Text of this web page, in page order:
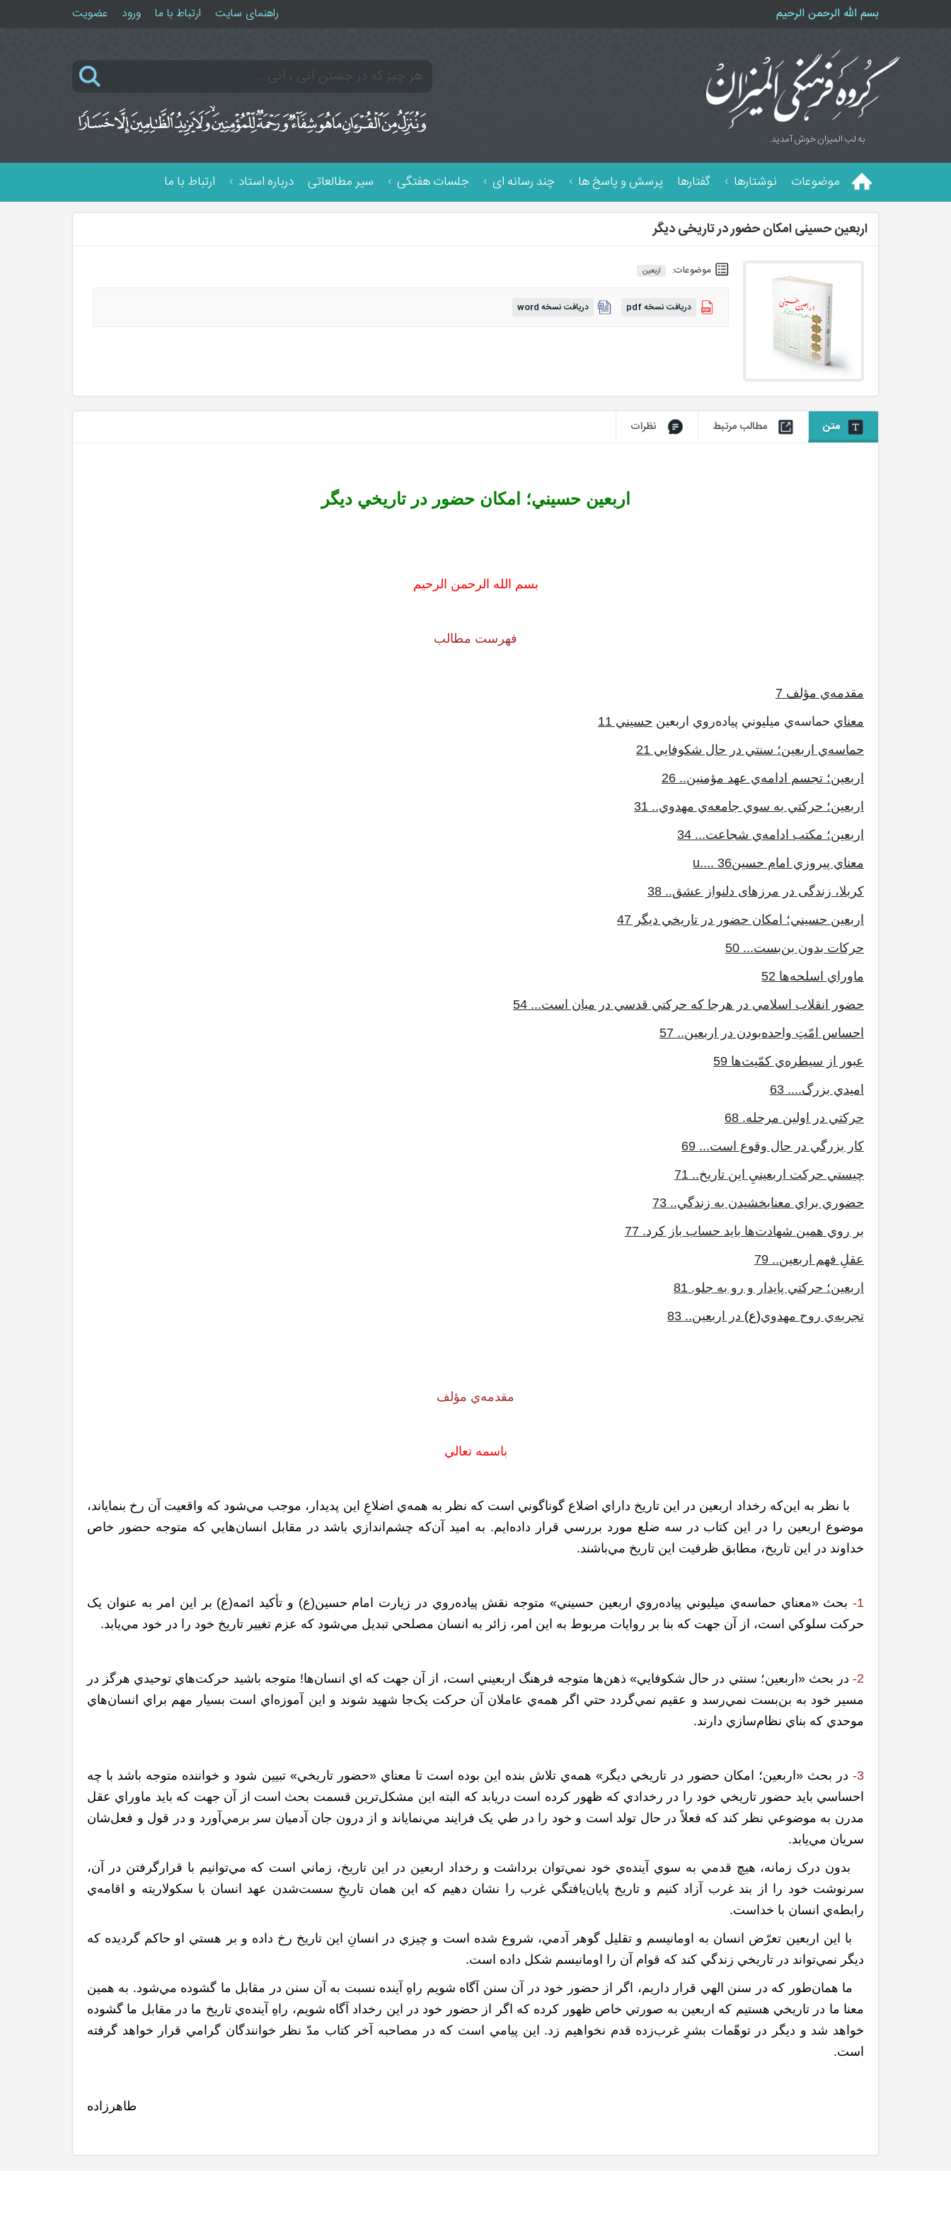
بسم الله الرحمن الرحیم راهنمای سایت ارتباط با ما ورود عضویت
به لب المیزان خوش آمدید.
موضوعات نوشتارها گفتارها پرسش و پاسخ ها چند رسانه ای جلسات هفتگی سیر مطالعاتی درباره استاد ارتباط با ما
اربعین حسینی امکان حضور در تاریخی دیگر
موضوعات: اربعین
دریافت نسخه pdf دریافت نسخه word
متن مطالب مرتبط نظرات
اربعين حسيني؛ امکان حضور در تاريخي ديگر
بسم الله الرحمن الرحیم
فهرست مطالب
مقدمه‌ي مؤلف 7
معناي حماسه‌ي ميليوني پياده‌روي اربعين حسيني 11
حماسه‌ي اربعين؛ سنتي در حال شکوفايي 21
اربعين؛ تجسم ادامه‌ي عهد مؤمنين.. 26
اربعين؛ حرکتي به سوي جامعه‌ي مهدوي.. 31
اربعين؛ مکتب ادامه‌ي شجاعت... 34
معناي پيروزي امام حسينu.... 36
کربلا، زندگی در مرزهای دلنواز عشق.. 38
اربعين حسيني؛ امکان حضور در تاريخي ديگر 47
حرکات بدون بن‌بست... 50
ماوراي اسلحه‌ها 52
حضور انقلاب اسلامي در هرجا که حرکتي قدسي در ميان است... 54
احساس امّتِ واحده‌بودن در اربعين.. 57
عبور از سيطره‌ي کمّيت‌ها 59
اميدي بزرگ.... 63
حرکتي در اولين مرحله. 68
کار بزرگي در حال وقوع است... 69
چيستي حرکت اربعينيِ اين تاريخ.. 71
حضوري براي معنابخشيدن به زندگي.. 73
بر روي همين شهادت‌ها بايد حساب باز کرد. 77
عقلِ فهم اربعين.. 79
اربعين؛ حرکتي پايدار و رو به جلو. 81
تجربه‌ي روح مهدوي(ع) در اربعين.. 83
مقدمه‌ي مؤلف
باسمه تعالي
با نظر به اين‌که رخداد اربعين در اين تاريخ داراي اضلاع گوناگوني است که نظر به همه‌ي اضلاعِ اين پديدار، موجب مي‌شود که واقعيت آن رخ بنماياند،
موضوع اربعين را در اين کتاب در سه ضلع مورد بررسي قرار داده‌ايم. به اميد آن‌که چشم‌اندازي باشد در مقابل انسان‌هايي که متوجه حضور خاص
خداوند در اين تاريخ، مطابق ظرفيت اين تاريخ مي‌باشند.
1- بحث «معناي حماسه‌ي ميليوني پياده‌روي اربعين حسيني» متوجه نقش پياده‌روي در زيارت امام حسين(ع) و تأکيد ائمه(ع) بر اين امر به عنوان يک
حرکت سلوکي است، از آن جهت که بنا بر روايات مربوط به اين امر، زائر به انسان مصلحي تبديل مي‌شود که عزم تغيير تاريخ خود را در خود مي‌يابد.
2-
در بحث «اربعين؛ سنتي در حال شکوفايي» ذهن‌ها متوجه فرهنگ اربعيني است، از آن جهت که اي انسان‌ها! متوجه باشيد حرکت‌هاي توحيدي هرگز در
مسير خود به بن‌بست نمي‌رسد و عقيم نمي‌گردد حتي اگر همه‌ي عاملان آن حرکت يک‌جا شهيد شوند و اين آموزه‌اي است بسيار مهم براي انسان‌هاي
موحدي که بناي نظام‌سازي دارند.
3-
در بحث «اربعين؛ امکان حضور در تاريخي ديگر» همه‌ي تلاش بنده این بوده است تا معناي «حضور تاريخي» تبيين شود و خواننده متوجه باشد با چه
احساسي بايد حضور تاريخي خود را در رخدادي که ظهور کرده است دريابد که البته اين مشکل‌ترين قسمت بحث است از آن جهت که بايد ماوراي عقل
مدرن به موضوعي نظر کند که فعلاً در حال تولد است و خود را در طي يک فرايند مي‌نماياند و از درون جان آدميان سر برمي‌آورد و در قول و فعل‌شان
سريان مي‌يابد.
بدون درک زمانه، هيچ قدمي به سوي آينده‌ي خود نمي‌توان برداشت و رخداد اربعين در اين تاريخ، زماني است که مي‌توانيم با قرارگرفتن در آن،
سرنوشت خود را از بند غرب آزاد کنيم و تاريخ پايان‌يافتگي غرب را نشان دهيم که این همان تاريخِ سست‌شدن عهد انسان با سکولاريته و اقامه‌ي
رابطه‌ي انسان با خداست.
با این اربعين تعرّض انسان به اومانيسم و تقليل گوهر آدمي، شروع شده است و چيزي در انسانِ اين تاريخ رخ داده و بر هستي او حاکم گرديده که
ديگر نمي‌تواند در تاريخي زندگي کند که قوام آن را اومانيسم شکل داده است.
ما همان‌طور که در سنن الهي قرار داريم، اگر از حضور خود در آن سنن آگاه شويم راهِ آينده نسبت به آن سنن در مقابل ما گشوده مي‌شود. به همين
معنا ما در تاريخي هستيم که اربعين به صورتي خاص ظهور کرده که اگر از حضور خود در اين رخداد آگاه شويم، راهِ آينده‌ي تاريخ ما در مقابل ما گشوده
خواهد شد و ديگر در توهّمات بشرِ غرب‌زده قدم نخواهيم زد. اين پيامي است که در مصاحبه آخر کتاب مدّ نظر خوانندگان گرامي قرار خواهد گرفته
است.
طاهرزاده